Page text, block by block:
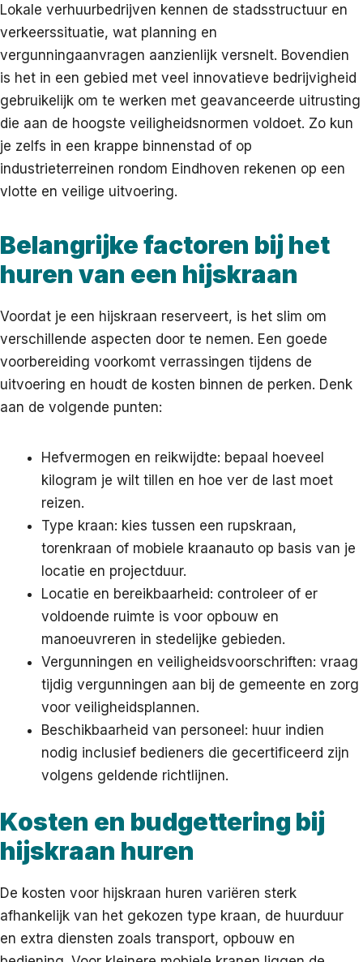
Lokale verhuurbedrijven kennen de stadsstructuur en
verkeerssituatie, wat planning en
vergunningaanvragen aanzienlijk versnelt. Bovendien
is het in een gebied met veel innovatieve bedrijvigheid
gebruikelijk om te werken met geavanceerde uitrusting
die aan de hoogste veiligheidsnormen voldoet. Zo kun
je zelfs in een krappe binnenstad of op
industrieterreinen rondom Eindhoven rekenen op een
vlotte en veilige uitvoering.
Belangrijke factoren bij het
huren van een hijskraan
Voordat je een hijskraan reserveert, is het slim om
verschillende aspecten door te nemen. Een goede
voorbereiding voorkomt verrassingen tijdens de
uitvoering en houdt de kosten binnen de perken. Denk
aan de volgende punten:
Hefvermogen en reikwijdte: bepaal hoeveel
kilogram je wilt tillen en hoe ver de last moet
reizen.
Type kraan: kies tussen een rupskraan,
torenkraan of mobiele kraanauto op basis van je
locatie en projectduur.
Locatie en bereikbaarheid: controleer of er
voldoende ruimte is voor opbouw en
manoeuvreren in stedelijke gebieden.
Vergunningen en veiligheidsvoorschriften: vraag
tijdig vergunningen aan bij de gemeente en zorg
voor veiligheidsplannen.
Beschikbaarheid van personeel: huur indien
nodig inclusief bedieners die gecertificeerd zijn
volgens geldende richtlijnen.
Kosten en budgettering bij
hijskraan huren
De kosten voor hijskraan huren variëren sterk
afhankelijk van het gekozen type kraan, de huurduur
en extra diensten zoals transport, opbouw en